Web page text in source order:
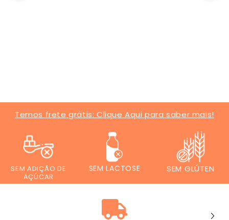
Temos frete grátis: Clique Aqui para saber mais!
SEM ADIÇÃO DE
AÇÚCAR
SEM LACTOSE SEM GLÚTEN